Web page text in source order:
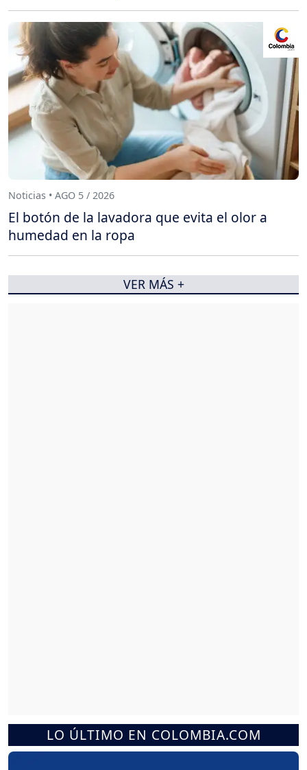
LO ÚLTIMO EN COLOMBIA.COM
Noticias • AGO 5 / 2026
El botón de la lavadora que evita el olor a
humedad en la ropa
VER MÁS +